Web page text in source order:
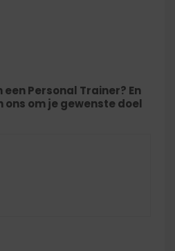
Personal Trainer? En
ons om je gewenste doel